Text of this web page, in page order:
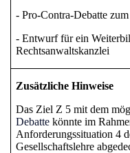
- Pro-Contra-Debatte
- Entwurf für ein
Rechtsanwaltskanzlei
Zusätzliche Hinweise
Das Ziel Z 5 mit dem
Debatte könnte im
Anforderungssituation 4
Gesellschaftslehre